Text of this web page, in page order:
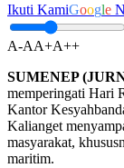
Ikuti KamiGoogle
A-AA+A++
SUMENEP
memperingati Hari
Kantor
Kalianget
masyarakat,
maritim.